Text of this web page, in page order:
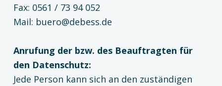
Fax: 0561 / 73 94 052
Mail: buero@debess.de
Anrufung der bzw. des Beauftragten für
den Datenschutz:
Jede Person kann sich an den zuständigen